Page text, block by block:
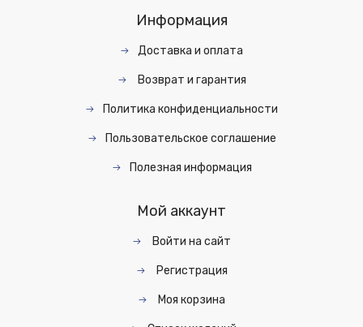
Информация
Доставка и оплата
Возврат и гарантия
Политика конфиденциальности
Пользовательское соглашение
Полезная информация
Мой аккаунт
Войти на сайт
Регистрация
Моя корзина